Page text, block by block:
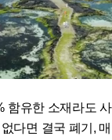
함유한 소재라도
다면 결국 폐기,